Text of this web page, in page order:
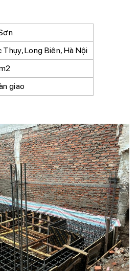
Thụy, Long Biên, Hà Nội
giao